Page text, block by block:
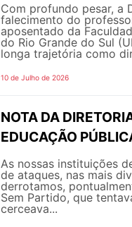
Com profundo pesar, a
falecimento do
aposentado da
do Rio Grande do Sul
longa trajetória como
10 de Julho de 2026
NOTA DA
EDUCAÇÃO
As nossas instituições
de ataques, nas mais
derrotamos,
Sem Partido, que
cerceava...